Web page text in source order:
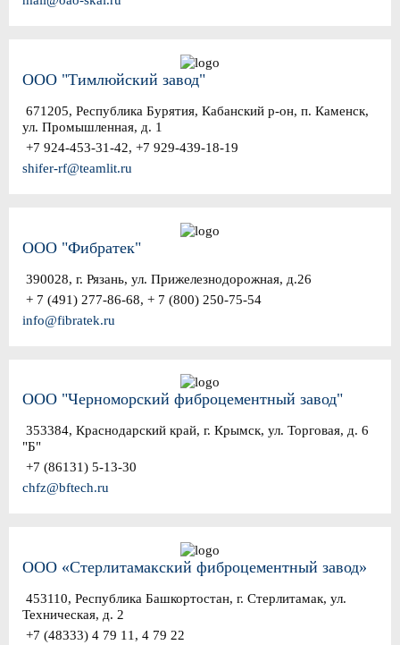
ООО "Тимлюйский завод"
671205, Республика Бурятия, Кабанский р-он, п. Каменск,
ул. Промышленная, д. 1
+7 924-453-31-42, +7 929-439-18-19
shifer-rf@teamlit.ru
ООО "Фибратек"
390028, г. Рязань, ул. Прижелезнодорожная, д.26
+ 7 (491) 277-86-68, + 7 (800) 250-75-54
info@fibratek.ru
ООО "Черноморский фиброцементный завод"
353384, Краснодарский край, г. Крымск, ул. Торговая, д. 6
"Б"
+7 (86131) 5-13-30
chfz@bftech.ru
ООО «Стерлитамакский фиброцементный завод»
453110, Республика Башкортостан, г. Стерлитамак, ул.
Техническая, д. 2
+7 (48333) 4 79 11, 4 79 22